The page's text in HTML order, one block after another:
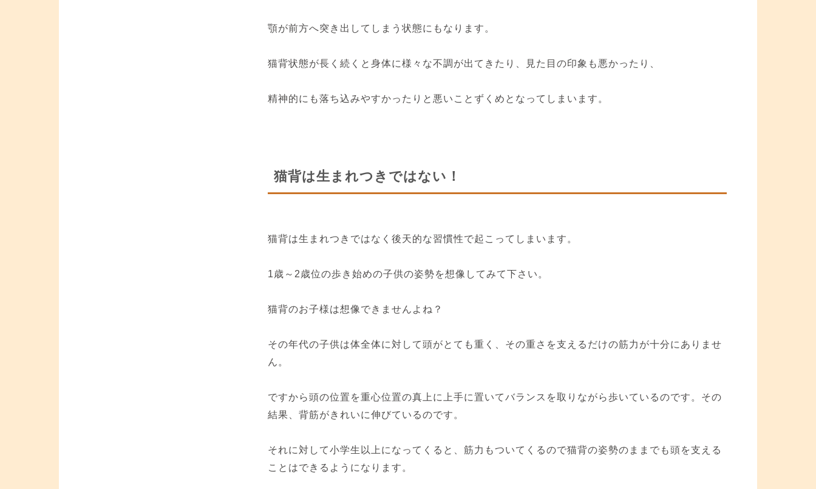
顎が前方へ突き出してしまう状態にもなります。
猫背状態が長く続くと身体に様々な不調が出てきたり、見た目の印象も悪かったり、
精神的にも落ち込みやすかったりと悪いことずくめとなってしまいます。
猫背は生まれつきではない！
猫背は生まれつきではなく後天的な習慣性で起こってしまいます。
1歳～2歳位の歩き始めの子供の姿勢を想像してみて下さい。
猫背のお子様は想像できませんよね？
その年代の子供は体全体に対して頭がとても重く、その重さを支えるだけの筋力が十分にありませ
ん。
ですから頭の位置を重心位置の真上に上手に置いてバランスを取りながら歩いているのです。その
結果、背筋がきれいに伸びているのです。
それに対して小学生以上になってくると、筋力もついてくるので猫背の姿勢のままでも頭を支える
ことはできるようになります。